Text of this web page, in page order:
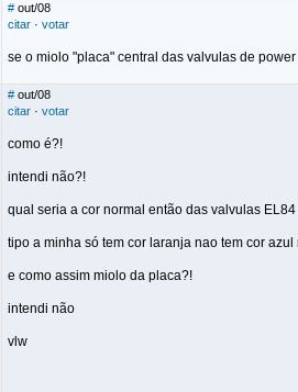
# out/08
citar · votar
se o miolo "placa" central das valvulas de
# out/08
citar · votar
como é?!
intendi não?!
qual seria a cor normal então das valvulas
tipo a minha só tem cor laranja nao tem cor azul
e como assim miolo da placa?!
intendi não
vlw